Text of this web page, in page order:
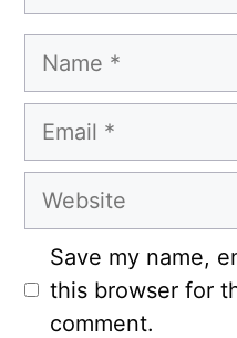
Name
Email
Website
Save my name,
this browser for
comment.